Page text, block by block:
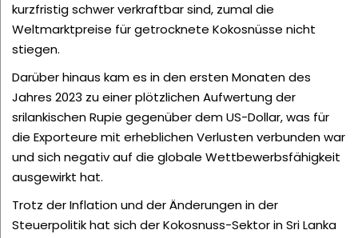
kurzfristig schwer verkraftbar sind, zumal die
Weltmarktpreise für getrocknete Kokosnüsse nicht
stiegen.
Darüber hinaus kam es in den ersten Monaten des
Jahres 2023 zu einer plötzlichen Aufwertung der
srilankischen Rupie gegenüber dem US-Dollar, was für
die Exporteure mit erheblichen Verlusten verbunden war
und sich negativ auf die globale Wettbewerbsfähigkeit
ausgewirkt hat.
Trotz der Inflation und der Änderungen in der
Steuerpolitik hat sich der Kokosnuss-Sektor in Sri Lanka